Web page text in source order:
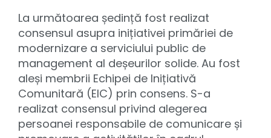
La următoarea ședință fost realizat
consensul asupra inițiativei primăriei de
modernizare a serviciului public de
management al deșeurilor solide. Au fost
aleși membrii Echipei de Inițiativă
Comunitară (EIC) prin consens. S-a
realizat consensul privind alegerea
persoanei responsabile de comunicare și